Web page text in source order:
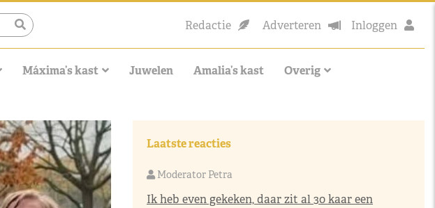
Redactie Adverteren Inloggen
Máxima’s kast Juwelen Amalia’s kast Overig
Laatste reacties
Moderator Petra
Ik heb even gekeken, daar zit al 30 kaar een